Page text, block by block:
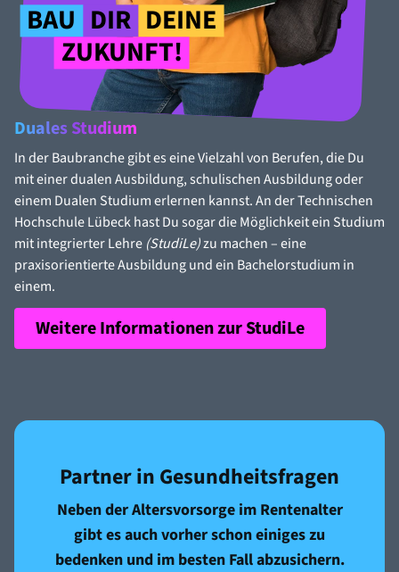
BAU DIR DEINE
ZUKUNFT!
Duales Studium
In der Baubranche gibt es eine Vielzahl von Berufen, die Du
mit einer dualen Ausbildung, schulischen Ausbildung oder
einem Dualen Studium erlernen kannst. An der Technischen
Hochschule Lübeck hast Du sogar die Möglichkeit ein Studium
mit integrierter Lehre (StudiLe)zu machen – eine
praxisorientierte Ausbildung und ein Bachelorstudium in
einem.
Weitere Informationen zur StudiLe
Partner in Gesundheits­fragen
Neben der Altersvorsorge im Rentenalter
gibt es auch vorher schon einiges zu
bedenken und im besten Fall abzusichern.